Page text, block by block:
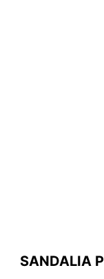
SANDALIA